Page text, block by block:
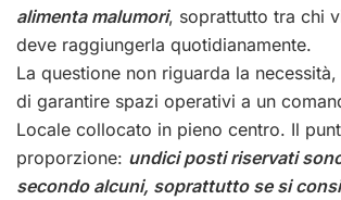
alimenta malumori, soprattutto tra chi
deve raggiungerla quotidianamente.
La questione non riguarda la
di garantire spazi operativi a un
Locale collocato in pieno centro. Il
proporzione: undici posti riservati
secondo alcuni, soprattutto se si